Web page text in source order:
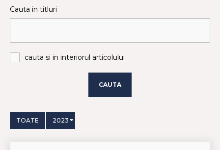
Cauta in titluri
cauta si in interiorul articolului
CAUTA
TOATE 2023